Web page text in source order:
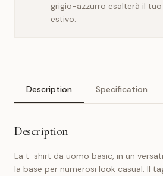
grigio-azzurro esalterà il
estivo.
Description Specification
Description
La t-shirt da uomo basic, in un
la base per numerosi look casual. Il